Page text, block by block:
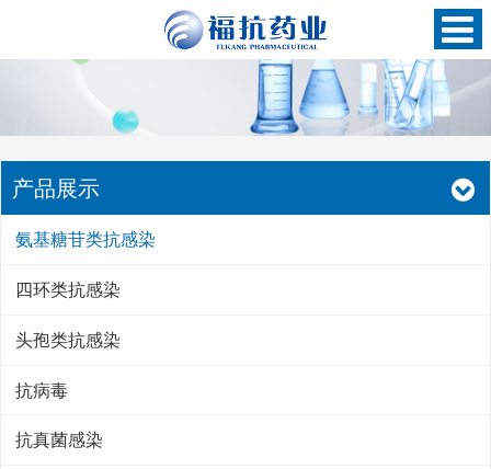
产品展示
氨基糖苷类抗感染
四环类抗感染
头孢类抗感染
抗病毒
抗真菌感染